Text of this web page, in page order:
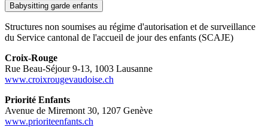
Babysitting garde enfants
Structures non soumises au régime d'autorisation et de surveillance
du Service cantonal de l'accueil de jour des enfants (SCAJE)
Croix-Rouge
Rue Beau-Séjour 9-13, 1003 Lausanne
www.croixrougevaudoise.ch
Priorité Enfants
Avenue de Miremont 30, 1207 Genève
www.prioriteenfants.ch